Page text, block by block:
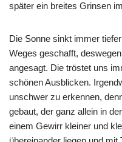
später ein breites Grinsen
Die Sonne sinkt immer
Weges geschafft,
angesagt. Die tröstet uns
schönen Ausblicken.
unschwer zu erkennen,
gebaut, der ganz allein in
einem Gewirr kleiner und